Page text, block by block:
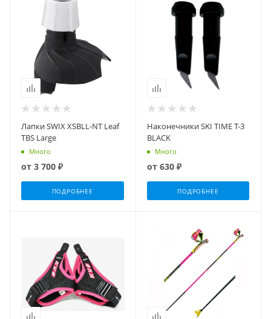
Лапки SWIX XSBLL-NT Leaf
TBS Large
Много
от 3 700 ₽
ПОДРОБНЕЕ
Наконечники SKI TIME T-3
BLACK
Много
от 630 ₽
ПОДРОБНЕЕ